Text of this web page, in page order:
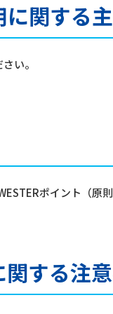
関する
い。
ポイント（原
する注